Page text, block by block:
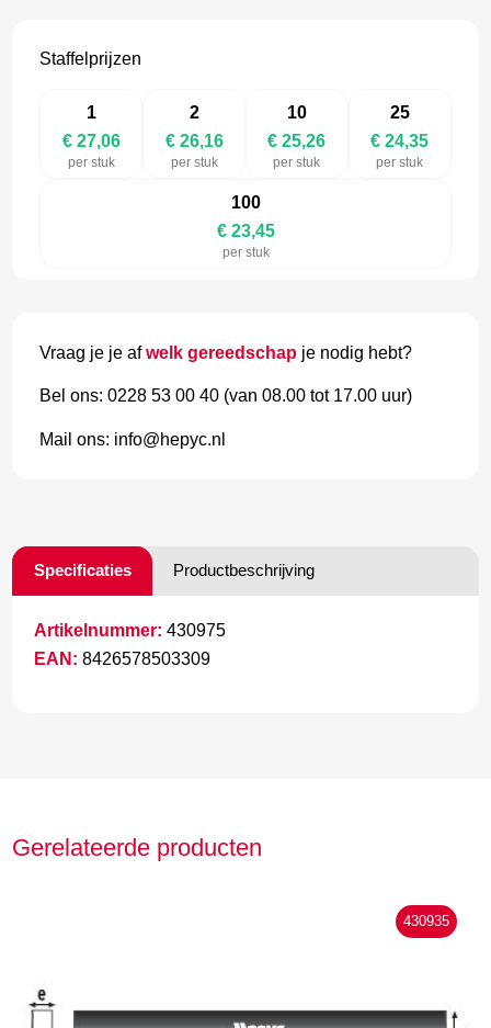
Staffelprijzen
1
€ 27,06
per stuk
2
€ 26,16
per stuk
10
€ 25,26
per stuk
25
€ 24,35
per stuk
100
€ 23,45
per stuk
Vraag je je afwelk gereedschap je nodig hebt?
Bel ons: 0228 53 00 40 (van 08.00 tot 17.00 uur)
Mail ons: info@hepyc.nl
Specificaties Productbeschrijving
Artikelnummer: 430975
EAN: 8426578503309
Gerelateerde producten
430935